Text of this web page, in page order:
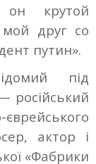
крутой
друг со
путин».
під
російський
актор і
«Фабрики